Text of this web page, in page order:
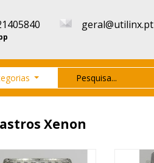
geral@utilinx.pt
Xenon